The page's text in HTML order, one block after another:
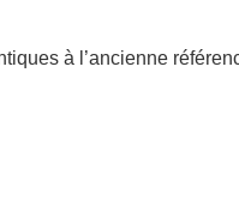
à l’ancienne